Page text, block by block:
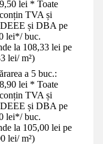
lei * Toate
TVA și
și DBA pe
lei*/ buc.
la 108,33 lei pe
lei/ m²)
a 5 buc.:
lei * Toate
TVA și
și DBA pe
lei*/ buc.
la 105,00 lei pe
lei/ m²)